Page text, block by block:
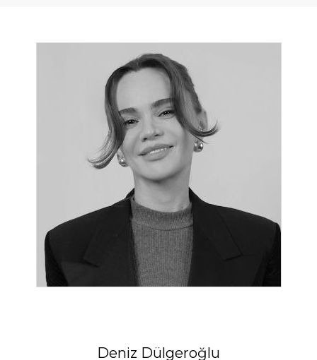
Deniz Dülgeroğlu